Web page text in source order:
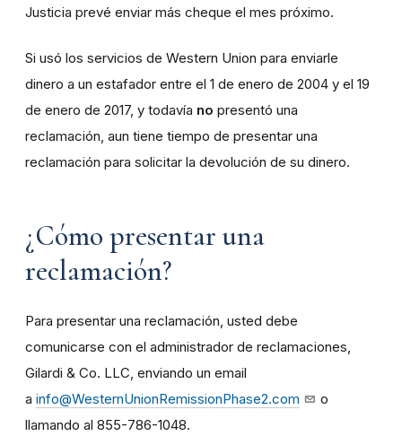
Justicia prevé enviar más cheque el mes próximo.
Si usó los servicios de Western Union para enviarle
dinero a un estafador entre el 1 de enero de 2004 y el 19
de enero de 2017, y todavía no presentó una
reclamación, aun tiene tiempo de presentar una
reclamación para solicitar la devolución de su dinero.
¿Cómo presentar una
reclamación?
Para presentar una reclamación, usted debe
comunicarse con el administrador de reclamaciones,
Gilardi & Co. LLC, enviando un email
a info@WesternUnionRemissionPhase2.com
o
llamando al 855-786-1048.